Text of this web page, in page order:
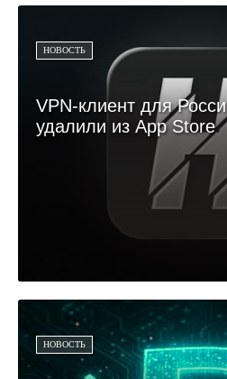
НОВОСТЬ
VPN-клиент для
удалили из App Store
НОВОСТЬ